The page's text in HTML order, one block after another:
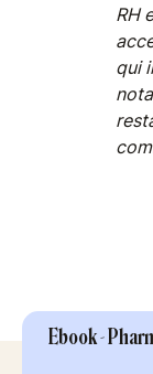
Ebook -
RH
qui